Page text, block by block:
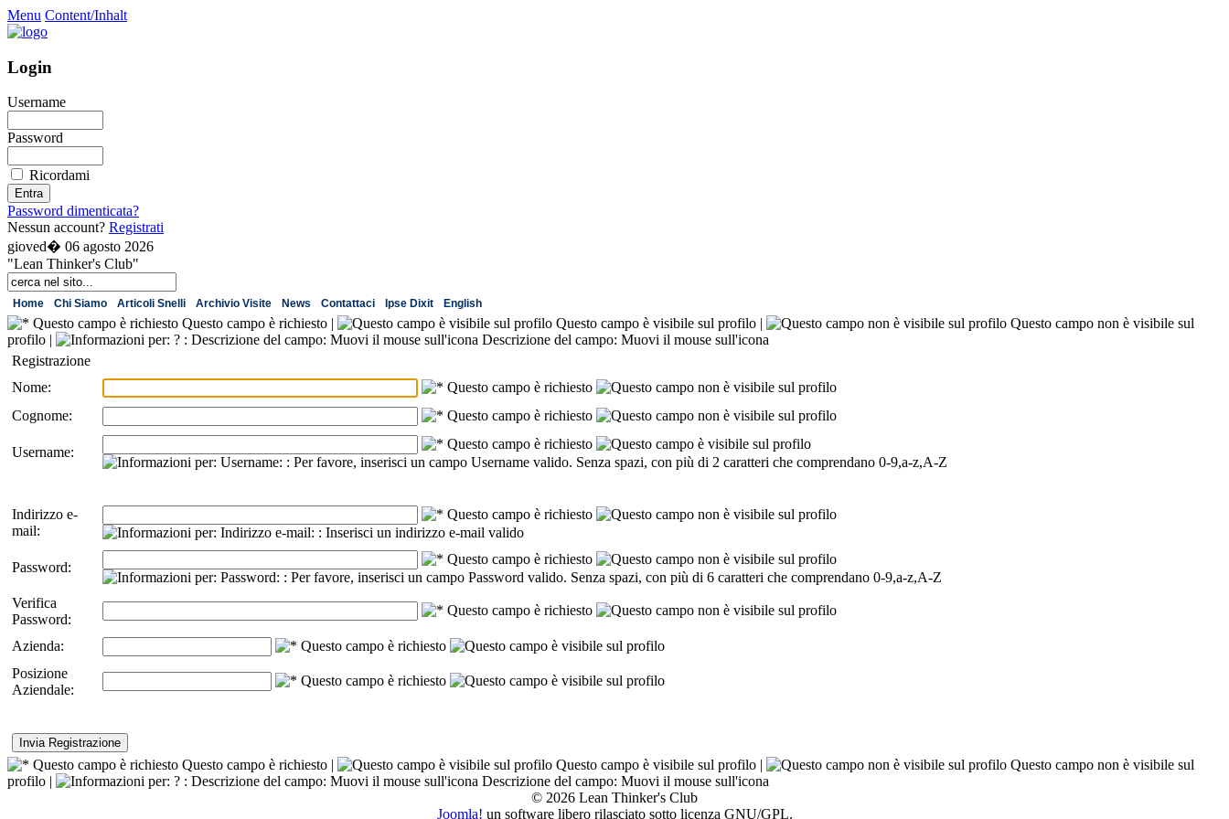
Menu Content/Inhalt
Login
Username
Password
Ricordami
Password dimenticata?
Nessun account? Registrati
gioved� 06 agosto 2026
"Lean Thinker's Club"
Home Chi Siamo Articoli Snelli Archivio Visite News Contattaci Ipse Dixit English
Questo campo è richiesto | Questo campo è visibile sul profilo |
Questo campo non è visibile sul
profilo |
Descrizione del campo: Muovi il mouse sull'icona
Registrazione
Nome:
Cognome:
Username:
Indirizzo e-
mail:
Password:
Verifica
Password:
Azienda:
Posizione
Aziendale:
Questo campo è richiesto | Questo campo è visibile sul profilo |
Questo campo non è visibile sul
profilo |
Descrizione del campo: Muovi il mouse sull'icona
© 2026 Lean Thinker's Club
Joomla! un software libero rilasciato sotto licenza GNU/GPL.